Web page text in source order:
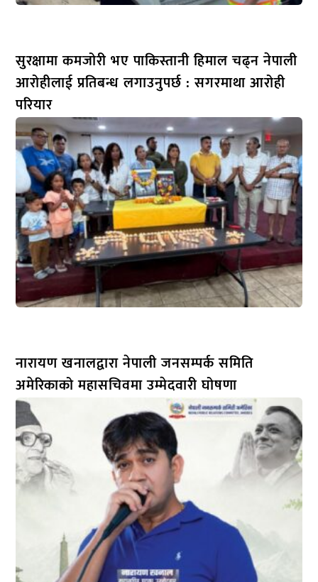
सुरक्षामा कमजोरी भए पाकिस्तानी हिमाल चढ्न नेपाली
आरोहीलाई प्रतिबन्ध लगाउनुपर्छ : सगरमाथा आरोही
परियार
नारायण खनालद्वारा नेपाली जनसम्पर्क समिति
अमेरिकाको महासचिवमा उम्मेदवारी घोषणा